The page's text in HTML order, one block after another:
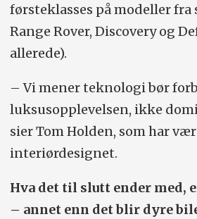
første­klasses på modeller fra
Range Rover, Discovery og
allerede).
– Vi mener teknologi bør
luksusopplevelsen, ikke
sier Tom Holden, som har
interiørdesignet.
Hva det til slutt ender med,
– annet enn det blir dyre